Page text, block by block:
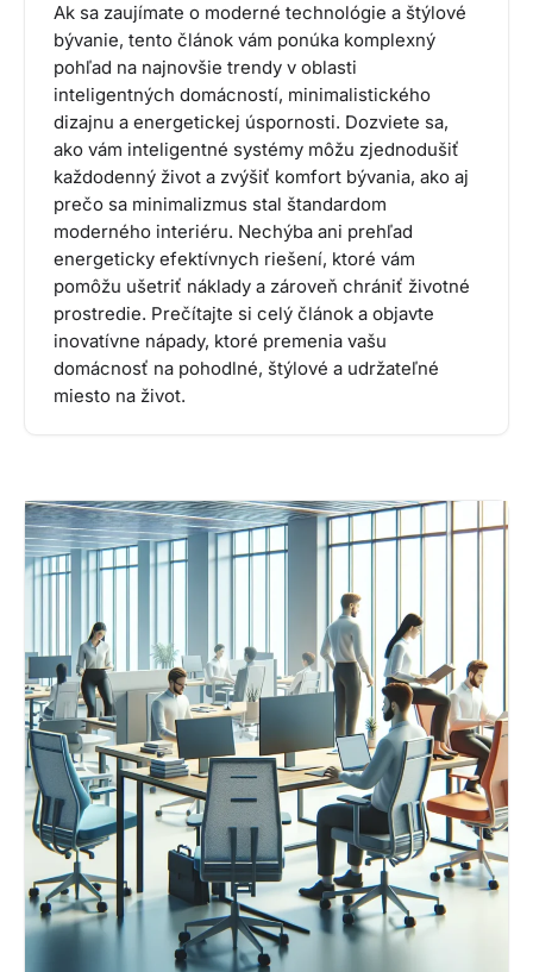
Ak sa zaujímate o moderné technológie a štýlové
bývanie, tento článok vám ponúka komplexný
pohľad na najnovšie trendy v oblasti
inteligentných domácností, minimalistického
dizajnu a energetickej úspornosti. Dozviete sa,
ako vám inteligentné systémy môžu zjednodušiť
každodenný život a zvýšiť komfort bývania, ako aj
prečo sa minimalizmus stal štandardom
moderného interiéru. Nechýba ani prehľad
energeticky efektívnych riešení, ktoré vám
pomôžu ušetriť náklady a zároveň chrániť životné
prostredie. Prečítajte si celý článok a objavte
inovatívne nápady, ktoré premenia vašu
domácnosť na pohodlné, štýlové a udržateľné
miesto na život.